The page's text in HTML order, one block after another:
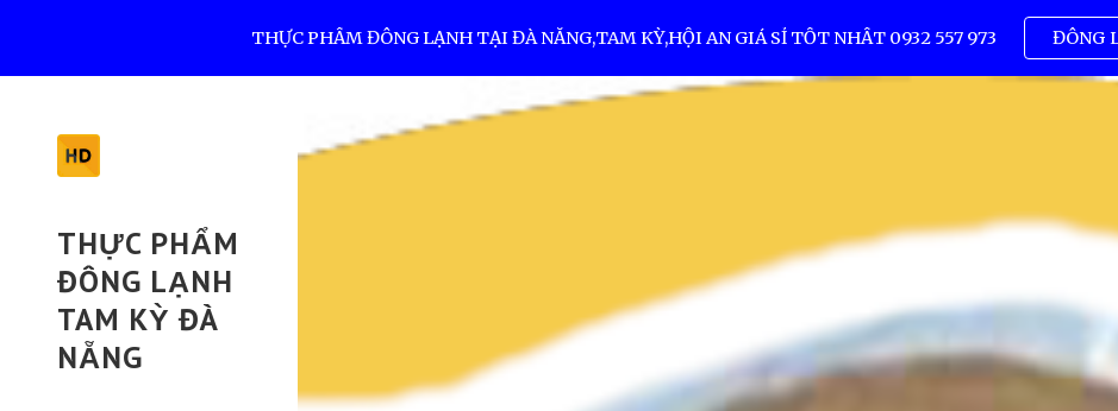
Skip to main content Skip to navigation
THỰC PHẨM ĐÔNG LẠNH TẠI ĐÀ NẴNG,TAM KỲ,HỘI AN GIÁ SỈ TỐT NHẤT 0932 557 973 ĐÔNG
THỰC PHẨM
ĐÔNG LẠNH
TAM KỲ ĐÀ
NẴNG